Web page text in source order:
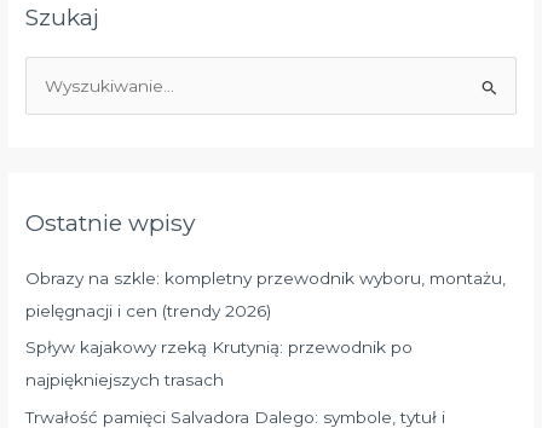
Szukaj
jOstatnie wpisy
Obrazy na szkle: kompletny przewodnik wyboru, montażu,
pielęgnacji i cen (trendy 2026)
Spływ kajakowy rzeką Krutynią: przewodnik po
najpiękniejszych trasach
Trwałość pamięci Salvadora Dalego: symbole, tytuł i